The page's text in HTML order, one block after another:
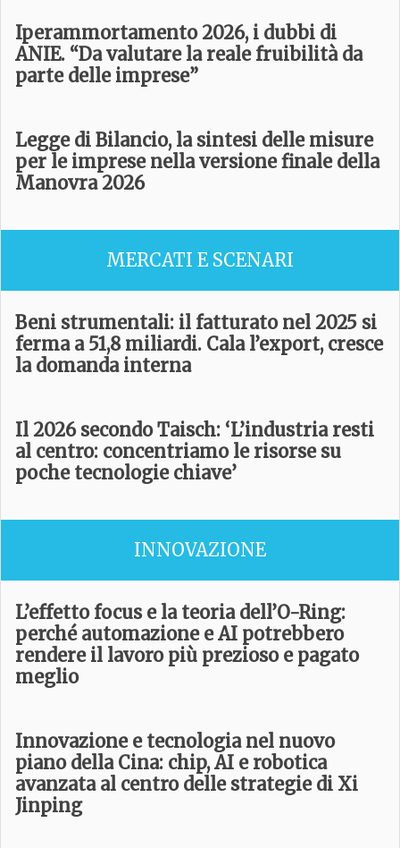
Iperammortamento 2026, i dubbi di
ANIE. “Da valutare la reale fruibilità da
parte delle imprese”
Legge di Bilancio, la sintesi delle misure
per le imprese nella versione finale della
Manovra 2026
MERCATI E SCENARI
Beni strumentali: il fatturato nel 2025 si
ferma a 51,8 miliardi. Cala l’export, cresce
la domanda interna
Il 2026 secondo Taisch: ‘L’industria resti
al centro: concentriamo le risorse su
poche tecnologie chiave’
INNOVAZIONE
L’effetto focus e la teoria dell’O-Ring:
perché automazione e AI potrebbero
rendere il lavoro più prezioso e pagato
meglio
Innovazione e tecnologia nel nuovo
piano della Cina: chip, AI e robotica
avanzata al centro delle strategie di Xi
Jinping